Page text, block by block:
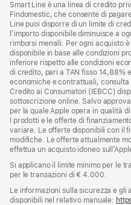
Smart Line è una linea di credito
Findomestic, che consente di
Line puoi disporre di un limite di
l’importo disponibile diminuisce a
rimborsi mensili. Per ogni acquisto
disponibile in base alle condizioni
inferiore rispetto alle condizioni
di credito, pari a TAN fisso 14,88%
economiche e contrattuali, consulta
Credito ai Consumatori (IEBCC)
sottoscrizione online. Salvo
per la quale Apple opera in qualità
I prodotti e le offerte di
variare. Le offerte disponibili con il
modifiche. Le offerte attualmente
effettua un acquisto idoneo
Si applicano il limite minimo per le
per le transazioni di € 4.000.
Le informazioni sulla sicurezza e
disponibili nel relativo manuale: